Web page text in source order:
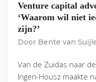
Venture capital
‘Waarom wil niet
zijn?’
Door Bente van
Van de Zuidas naar
Ingen-Housz maakte